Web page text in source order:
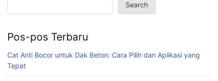
Search
Pos-pos Terbaru
Cat Anti Bocor untuk Dak Beton: Cara Pilih dan Aplikasi yang
Tepat